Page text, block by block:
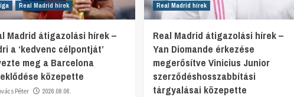
Real Madrid hírek
Madrid átigazolási hírek –
a ‘kedvenc célpontját’
meg a Barcelona
közepette
Péter 2026.08.06.
Real Madrid hírek
Real Madrid átigazolási hírek –
Yan Diomande érkezése
megerősítve Vinicius Junior
szerződéshosszabbítási
tárgyalásai közepette